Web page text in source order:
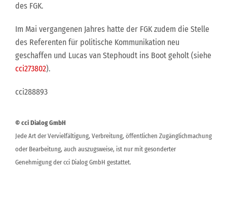
des FGK.
Im Mai vergangenen Jahres hatte der FGK zudem die Stelle
des Referenten für politische Kommunikation neu
geschaffen und Lucas van Stephoudt ins Boot geholt (siehe
cci273802).
cci288893
© cci Dialog GmbH
Jede Art der Vervielfältigung, Verbreitung, öffentlichen Zugänglichmachung
oder Bearbeitung, auch auszugsweise, ist nur mit gesonderter
Genehmigung der cci Dialog GmbH gestattet.